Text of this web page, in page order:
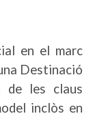
en el marc
Destinació
de les claus
inclòs en